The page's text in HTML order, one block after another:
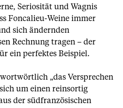
Seriosität und Wagnis
Foncalieu-Weine immer
sich ändernden
Rechnung tragen – der
ein perfektes Beispiel.
„das Versprechen
um einen reinsortig
der südfranzösischen